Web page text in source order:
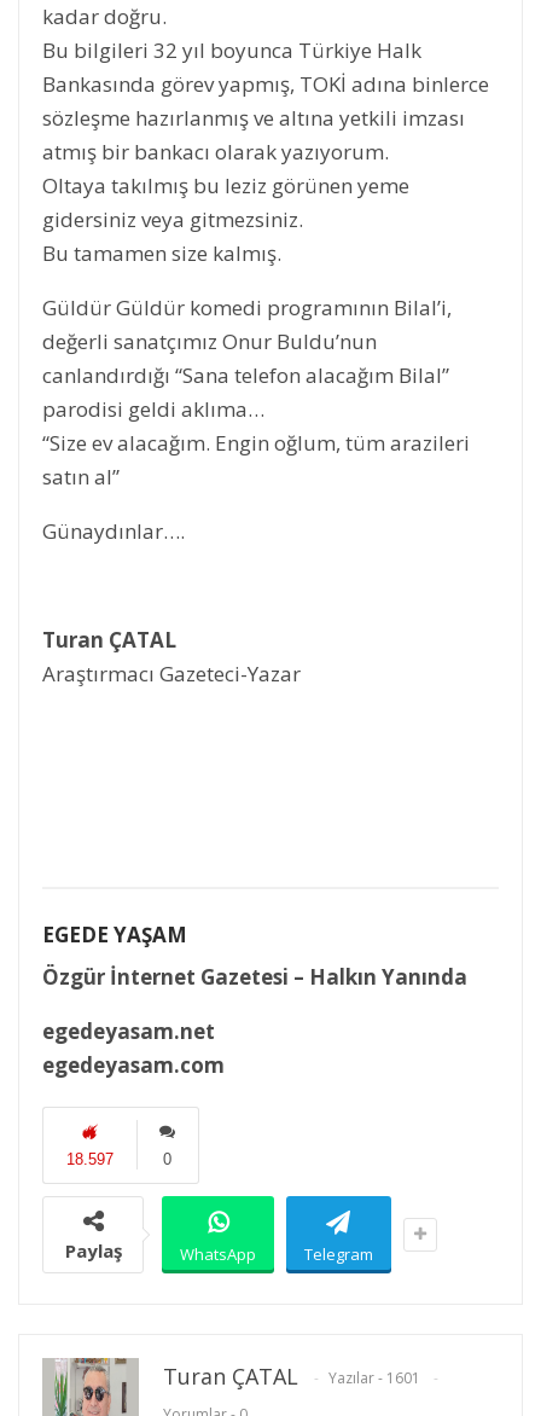
kadar doğru.
Bu bilgileri 32 yıl boyunca Türkiye Halk
Bankasında görev yapmış, TOKİ adına binlerce
sözleşme hazırlanmış ve altına yetkili imzası
atmış bir bankacı olarak yazıyorum.
Oltaya takılmış bu leziz görünen yeme
gidersiniz veya gitmezsiniz.
Bu tamamen size kalmış.
Güldür Güldür komedi programının Bilal’i,
değerli sanatçımız Onur Buldu’nun
canlandırdığı “Sana telefon alacağım Bilal”
parodisi geldi aklıma…
“Size ev alacağım. Engin oğlum, tüm arazileri
satın al”
Günaydınlar….
Turan ÇATAL
Araştırmacı Gazeteci-Yazar
EGEDE YAŞAM
Özgür İnternet Gazetesi – Halkın Yanında
egedeyasam.net
egedeyasam.com
0
18.597
Paylaş WhatsApp Telegram
Turan ÇATAL
Yazılar - 1601